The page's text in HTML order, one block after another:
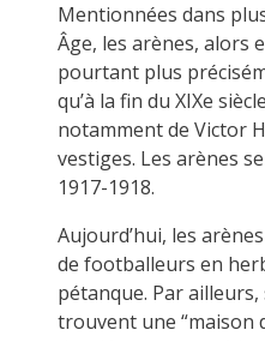
Mentionnées dans
Âge, les arènes, alors
pourtant plus
qu’à la fin du XIXe
notamment de Victor
vestiges. Les arènes
1917-1918.
Aujourd’hui, les
de footballeurs en
pétanque. Par
trouvent une “maison